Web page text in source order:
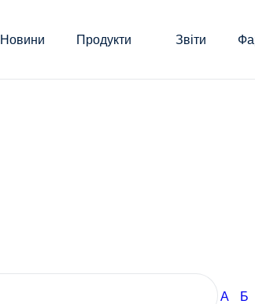
Новини Продукти Звіти
А Б